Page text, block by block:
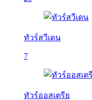
ทัวร์สวีเดน
7
ทัวร์ออสเตรีย